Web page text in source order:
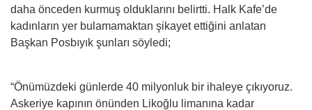
daha önceden kurmuş olduklarını belirtti. Halk Kafe’de
kadınların yer bulamamaktan şikayet ettiğini anlatan
Başkan Posbıyık şunları söyledi;
“Önümüzdeki günlerde 40 milyonluk bir ihaleye çıkıyoruz.
Askeriye kapının önünden Likoğlu limanına kadar